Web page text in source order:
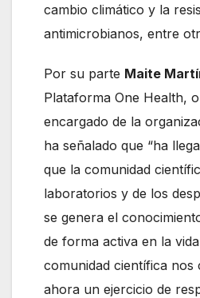
cambio climático y la
antimicrobianos, entre
Por su parte Maite
Plataforma One Health,
encargado de la
ha señalado que “ha
que la comunidad
laboratorios y de los
se genera el
de forma activa en la
comunidad científica nos
ahora un ejercicio de